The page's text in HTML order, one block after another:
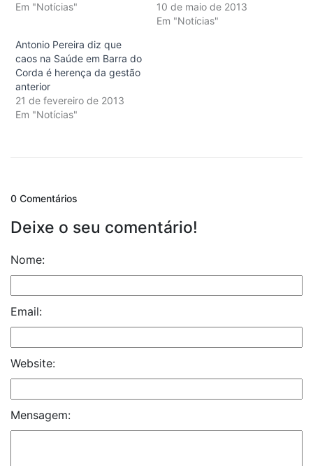
Em "Notícias"
10 de maio de 2013
Em "Notícias"
Antonio Pereira diz que
caos na Saúde em Barra do
Corda é herença da gestão
anterior
21 de fevereiro de 2013
Em "Notícias"
0 Comentários
Deixe o seu comentário!
Nome:
Email:
Website:
Mensagem: